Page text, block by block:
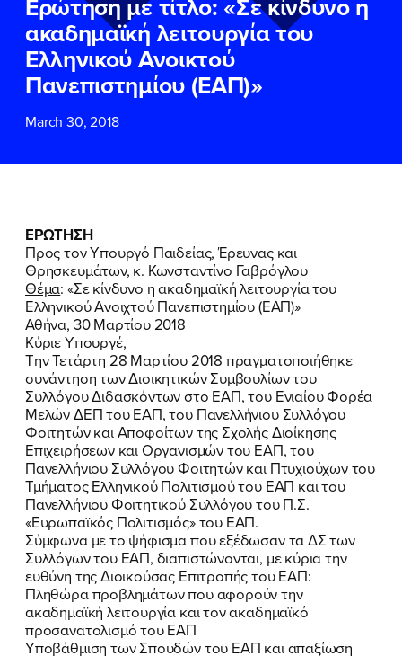
ΠΟΙΑ ΕΙΜΑΙ
ακαδημαϊκή λειτουργία του
Ελληνικού Ανοικτού
Πανεπιστημίου (ΕΑΠ)»
March 30, 2018
ΕΡΩΤΗΣΗ
Προς τον Υπουργό Παιδείας, Έρευνας και
Θρησκευμάτων, κ. Κωνσταντίνο Γαβρόγλου
Θέμα: «Σε κίνδυνο η ακαδημαϊκή λειτουργία του
Ελληνικού Ανοιχτού Πανεπιστημίου (ΕΑΠ)»
Αθήνα, 30 Μαρτίου 2018
Κύριε Υπουργέ,
Την Τετάρτη 28 Μαρτίου 2018 πραγματοποιήθηκε
συνάντηση των Διοικητικών Συμβουλίων του
Συλλόγου Διδασκόντων στο ΕΑΠ, του Ενιαίου Φορέα
Μελών ΔΕΠ του ΕΑΠ, του Πανελλήνιου Συλλόγου
Φοιτητών και Αποφοίτων της Σχολής Διοίκησης
Επιχειρήσεων και Οργανισμών του ΕΑΠ, του
Πανελλήνιου Συλλόγου Φοιτητών και Πτυχιούχων του
Τμήματος Ελληνικού Πολιτισμού του ΕΑΠ και του
Πανελλήνιου Φοιτητικού Συλλόγου του Π.Σ.
«Ευρωπαϊκός Πολιτισμός» του ΕΑΠ.
Σύμφωνα με το ψήφισμα που εξέδωσαν τα ΔΣ των
Συλλόγων του ΕΑΠ, διαπιστώνονται, με κύρια την
ευθύνη της Διοικούσας Επιτροπής του ΕΑΠ:
Πληθώρα προβλημάτων που αφορούν την
ακαδημαϊκή λειτουργία και τον ακαδημαϊκό
προσανατολισμό του ΕΑΠ
Υποβάθμιση των Σπουδών του ΕΑΠ και απαξίωση
ΕΠΙΘΕΤΟ*
ΤΗΛΕΦΩΝΟ*
EMAIL
του δικτυακού τόπου του
Πολιτικού Γραφείου της Βουλευτού
Νίκης Κεραμέως
ΥΠΟΒΟΛΗ
ΕΠΙΘΕΤΟ*
ΤΗΛΕΦΩΝΟ
EMAIL
του δικτυακού τόπου του
Πολιτικού Γραφείου της Βουλευτού
Νίκης Κεραμέως
ΥΠΟΒΟΛΗ